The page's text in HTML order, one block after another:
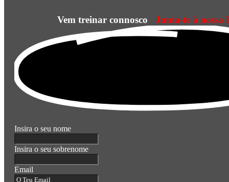
Vem treinar connosco Junta-te à nossa
Insira o seu nome
Insira o seu sobrenome
Email